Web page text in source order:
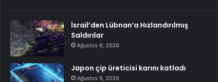
İsrail’den Lübnan’a Hızlandırılmış
Saldırılar
Ağustos 9, 2026
Japon çip üreticisi karını katladı
Ağustos 9, 2026